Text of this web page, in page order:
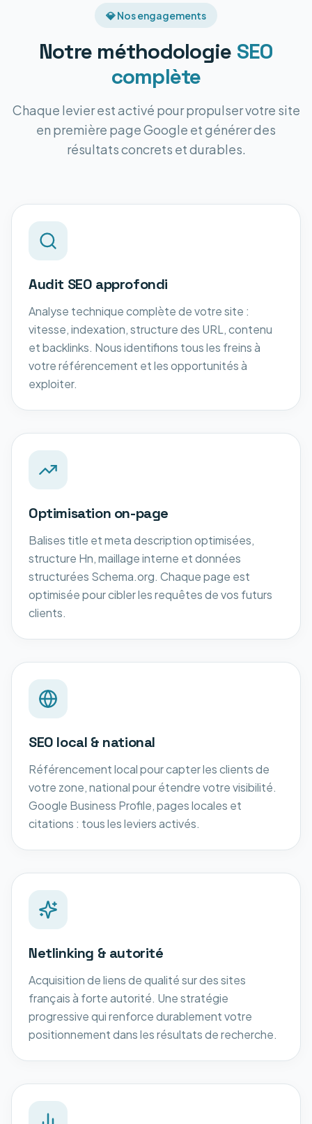
💎 Nos engagements
Notre méthodologie SEO
complète
Chaque levier est activé pour propulser votre site
en première page Google et générer des
résultats concrets et durables.
Audit SEO approfondi
Analyse technique complète de votre site :
vitesse, indexation, structure des URL, contenu
et backlinks. Nous identifions tous les freins à
votre référencement et les opportunités à
exploiter.
Optimisation on-page
Balises title et meta description optimisées,
structure Hn, maillage interne et données
structurées Schema.org. Chaque page est
optimisée pour cibler les requêtes de vos futurs
clients.
SEO local & national
Référencement local pour capter les clients de
votre zone, national pour étendre votre visibilité.
Google Business Profile, pages locales et
citations : tous les leviers activés.
Netlinking & autorité
Acquisition de liens de qualité sur des sites
français à forte autorité. Une stratégie
progressive qui renforce durablement votre
positionnement dans les résultats de recherche.